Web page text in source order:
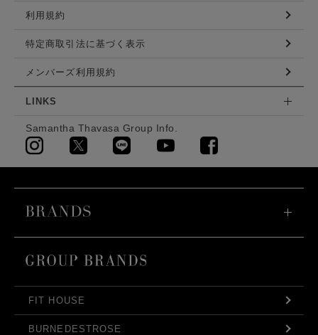
利用規約
特定商取引法に基づく表示
メンバーズ利用規約
LINKS
Samantha Thavasa Group Info.
FIT HOUSE
BURNEDESTROSE